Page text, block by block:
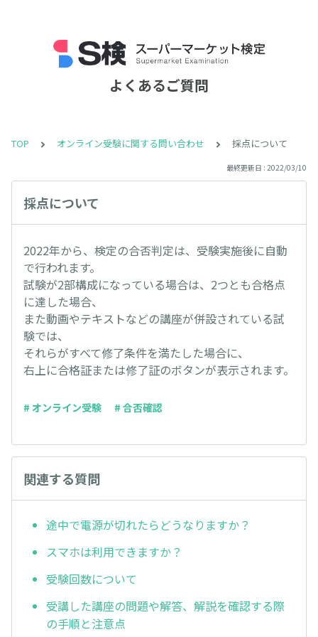
よくあるご質問
TOP オンライン受験に関する問い合わせ 採点について
最終更新日 : 2022/03/10
採点について
2022年から、検定の合否判定は、受験実施後に自動
で行われます。
試験が2部構成になっている場合は、2つとも合格点
に達した場合、
また動画やテキストなどの講座が併設されている試
験では、
それらがすべて修了条件を満たした場合に、
右上に合格証または修了証のボタンが表示されます。
# オンライン受験 # 合否確認
関連する質問
途中で電源が切れたらどうなりますか？
スマホは利用できますか？
受験回数について
受講した講座の問題や解答、解説を確認する際
の手順と注意点